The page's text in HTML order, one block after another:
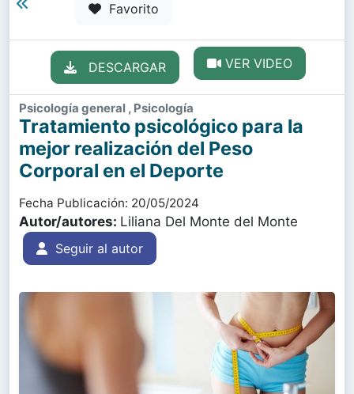
Favorito
DESCARGAR VER VIDEO
Psicología general , Psicología
Tratamiento psicológico para la
mejor realización del Peso
Corporal en el Deporte
Fecha Publicación: 20/05/2024
Autor/autores: Liliana Del Monte del Monte
Seguir al autor